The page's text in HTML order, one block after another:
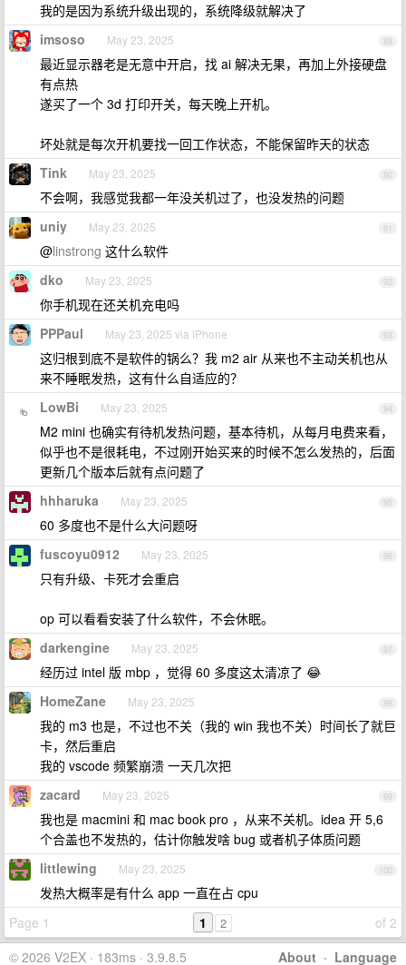
我的是因为系统升级出现的，系统降级就解决了
89
imsoso May 23, 2025
最近显示器老是无意中开启，找 ai 解决无果，再加上外接硬盘
有点热
遂买了一个 3d 打印开关，每天晚上开机。
坏处就是每次开机要找一回工作状态，不能保留昨天的状态
90
Tink May 23, 2025
不会啊，我感觉我都一年没关机过了，也没发热的问题
91
uniy May 23, 2025
@linstrong 这什么软件
92
dko May 23, 2025
你手机现在还关机充电吗
93
PPPaul May 23, 2025 via iPhone
这归根到底不是软件的锅么？我 m2 air 从来也不主动关机也从
来不睡眠发热，这有什么自适应的？
94
LowBi May 23, 2025
M2 mini 也确实有待机发热问题，基本待机，从每月电费来看，
似乎也不是很耗电，不过刚开始买来的时候不怎么发热的，后面
更新几个版本后就有点问题了
95
hhharuka May 23, 2025
60 多度也不是什么大问题呀
96
fuscoyu0912 May 23, 2025
只有升级、卡死才会重启
op 可以看看安装了什么软件，不会休眠。
97
darkengine May 23, 2025
经历过 intel 版 mbp ，觉得 60 多度这太清凉了 😂
98
HomeZane May 23, 2025
我的 m3 也是，不过也不关（我的 win 我也不关）时间长了就巨
卡，然后重启
我的 vscode 频繁崩溃 一天几次把
99
zacard May 23, 2025
我也是 macmini 和 mac book pro ，从来不关机。idea 开 5,6
个合盖也不发热的，估计你触发啥 bug 或者机子体质问题
100
littlewing May 23, 2025
发热大概率是有什么 app 一直在占 cpu
Page 1
of 2
1 2
About · Language
© 2026 V2EX · 183ms · 3.9.8.5